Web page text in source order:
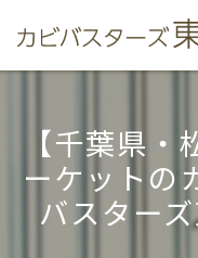
【千葉県
ーケットの
バスター